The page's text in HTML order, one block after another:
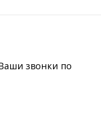
звонки по